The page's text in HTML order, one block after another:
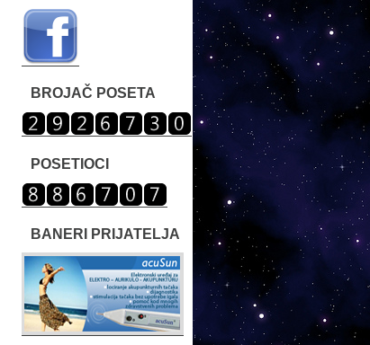
BROJAČ POSETA
POSETIOCI
BANERI PRIJATELJA